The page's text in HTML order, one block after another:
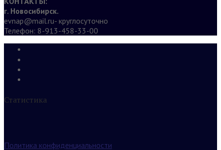
г. Новосибирск.
evnap@mail.ru- круглосуточно
Телефон: 8-913-458-33-00
Статистика
Политика конфиденциальности